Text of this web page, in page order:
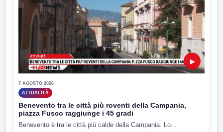
▶
7 AGOSTO 2026
ATTUALITÀ
Benevento tra le città più roventi della Campania,
piazza Fusco raggiunge i 45 gradi
Benevento è tra le città più calde della Campania. Lo...